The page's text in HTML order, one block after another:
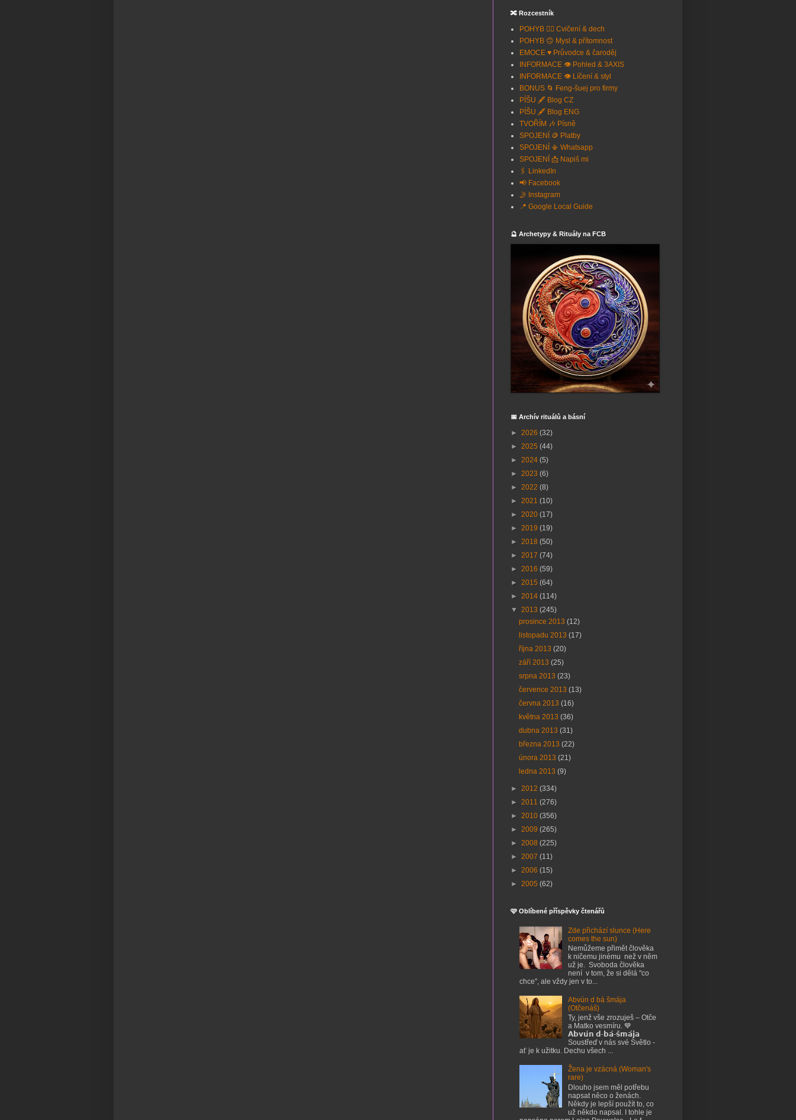
🔀 Rozcestník
POHYB 🧘‍♂️ Cvičení & dech
POHYB 🙃 Mysl & přítomnost
EMOCE ♥️ Průvodce & čaroděj
INFORMACE 👁️ Pohled & 3AXIS
INFORMACE 👁️ Líčení & styl
BONUS 🌀 Feng-šuej pro firmy
PÍŠU 🖋️ Blog CZ
PÍŠU 🖋️ Blog ENG
TVOŘÍM 🎶 Písně
SPOJENÍ 🪙 Platby
SPOJENÍ 📳 Whatsapp
SPOJENÍ 📩 Napiš mi
🖇️ LinkedIn
📢 Facebook
🤳 Instagram
📍 Google Local Guide
🔮 Archetypy & Rituály na FCB
📅 Archív rituálů a básní
► 2026 (32)
► 2025 (44)
► 2024 (5)
► 2023 (6)
► 2022 (8)
► 2021 (10)
► 2020 (17)
► 2019 (19)
► 2018 (50)
► 2017 (74)
► 2016 (59)
► 2015 (64)
► 2014 (114)
▼ 2013 (245)
prosince 2013(12)
listopadu 2013(17)
října 2013(20)
září 2013(25)
srpna 2013(23)
července 2013(13)
června 2013(16)
května 2013(36)
dubna 2013(31)
března 2013(22)
února 2013(21)
ledna 2013(9)
► 2012 (334)
► 2011 (276)
► 2010 (356)
► 2009 (265)
► 2008 (225)
► 2007 (11)
► 2006 (15)
► 2005 (62)
🩷 Oblíbené příspěvky čtenářů
Zde přichází slunce (Here
comes the sun)
Nemůžeme přimět člověka
k ničemu jinému než v něm
už je. Svoboda člověka
není v tom, že si dělá "co
chce", ale vždy jen v to...
Abvún d bá šmája
(Otčenáš)
Ty, jenž vše zrozuješ – Otče
a Matko vesmíru. 💙
𝗔𝗯𝘃𝘂́𝗻 𝗱-𝗯𝗮́-𝘀̌𝗺𝗮́𝗷𝗮
Soustřeď v nás své Světlo -
ať je k užitku. Dechu všech ...
Žena je vzácná (Woman's
rare)
Dlouho jsem měl potřebu
napsat něco o ženách.
Někdy je lepší použít to, co
už někdo napsal. I tohle je